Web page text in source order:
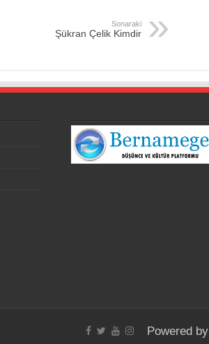
Sonaraki
Şükran Çelik Kimdir
Powered by